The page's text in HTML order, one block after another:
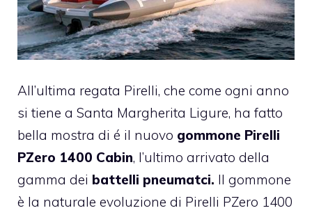
All’ultima regata Pirelli, che come ogni anno
si tiene a Santa Margherita Ligure, ha fatto
bella mostra di é il nuovo gommone Pirelli
PZero 1400 Cabin, l’ultimo arrivato della
gamma dei battelli pneumatci. Il gommone
è la naturale evoluzione di Pirelli PZero 1400